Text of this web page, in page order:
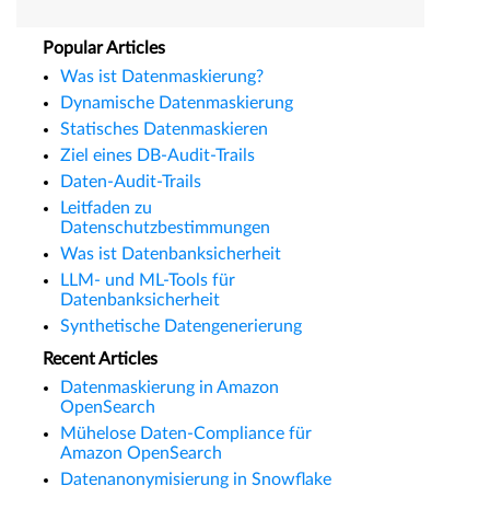
Popular Articles
Was ist Datenmaskierung?
Dynamische Datenmaskierung
Statisches Datenmaskieren
Ziel eines DB-Audit-Trails
Daten-Audit-Trails
Leitfaden zu
Datenschutzbestimmungen
Was ist Datenbanksicherheit
LLM- und ML-Tools für
Datenbanksicherheit
Synthetische Datengenerierung
Recent Articles
Datenmaskierung in Amazon
OpenSearch
Mühelose Daten-Compliance für
Amazon OpenSearch
Datenanonymisierung in Snowflake